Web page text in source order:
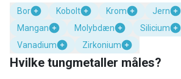
Bor Kobolt Krom Jern
Mangan
Molybdæn Silicium
Vanadium
Zirkonium
Hvilke tungmetaller måles?